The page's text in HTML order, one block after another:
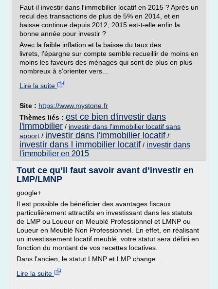
Faut-il investir dans l'immobilier locatif en 2015 ? Après un
recul des transactions de plus de 5% en 2014, et en
baisse continue depuis 2012, 2015 est-t-elle enfin la
bonne année pour investir ?
Avec la faible inflation et la baisse du taux des
livrets, l'épargne sur compte semble recueillir de moins en
moins les faveurs des ménages qui sont de plus en plus
nombreux à s'orienter vers...
Lire la suite
Site : https://www.mystone.fr
Thèmes liés : est ce bien d'investir dans
l'immobilier / investir dans l'immobilier locatif sans
apport / investir dans l'immobilier locatif /
investir dans l immobilier locatif / investir dans
l'immobilier en 2015
Tout ce qu’il faut savoir avant d’investir en
LMP/LMNP
google+
Il est possible de bénéficier des avantages fiscaux
particulièrement attractifs en investissant dans les statuts
de LMP ou Loueur en Meublé Professionnel et LMNP ou
Loueur en Meublé Non Professionnel. En effet, en réalisant
un investissement locatif meublé, votre statut sera défini en
fonction du montant de vos recettes locatives.
Dans l'ancien, le statut LMNP et LMP change...
Lire la suite